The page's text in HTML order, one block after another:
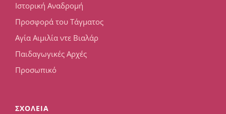
Ιστορική Αναδρομή
Προσφορά του Τάγματος
Αγία Αιμιλία ντε Βιαλάρ
Παιδαγωγικές Αρχές
Προσωπικό
ΣΧΟΛΕΙΑ